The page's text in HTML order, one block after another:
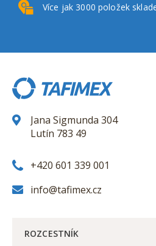
Více jak 3000 položek
Jana Sigmunda 304
Lutín 783 49
+420 601 339 001
info@tafimex.cz
ROZCESTNÍK